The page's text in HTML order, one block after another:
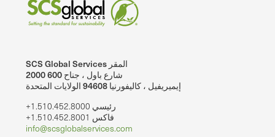
SCS Global Services المقر
2000 شارع باول ، جناح 600
إيميريفيل ، كاليفورنيا 94608 الولايات المتحدة
+1.510.452.8000 رئيسي
+1.510.452.8001 فاكس
info@scsglobalservices.com